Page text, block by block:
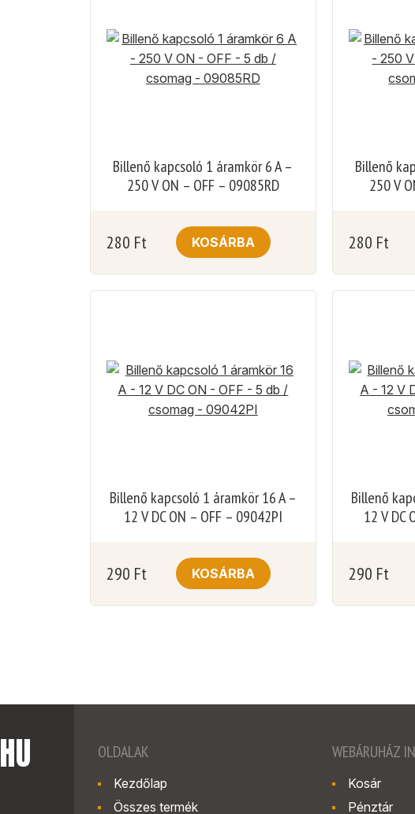
Billenő kapcsoló 1 áramkör 6 A –
250 V ON – OFF – 09085RD
280 Ft KOSÁRBA
Billenő
250 V
280 Ft
Billenő kapcsoló 1 áramkör 16 A –
12 V DC ON – OFF – 09042PI
290 Ft KOSÁRBA
Billenő
12 V DC
290 Ft
HU OLDALAK
Kezdőlap
Összes termék
WEBÁRUHÁZ
Kosár
Pénztár